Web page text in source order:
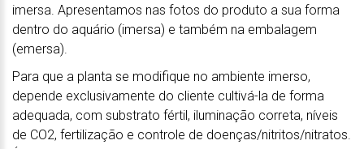
imersa. Apresentamos nas fotos do produto a sua forma
dentro do aquário (imersa) e também na embalagem
(emersa).
Para que a planta se modifique no ambiente imerso,
depende exclusivamente do cliente cultivá-la de forma
adequada, com substrato fértil, iluminação correta, níveis
de CO2, fertilização e controle de doenças/nitritos/nitratos.